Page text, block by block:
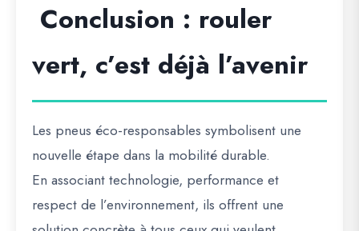
Conclusion : rouler
vert, c’est déjà l’avenir
Les pneus éco-responsables symbolisent une
nouvelle étape dans la mobilité durable.
En associanttechnologie, performance et
respect de l’environnement, ils offrent une